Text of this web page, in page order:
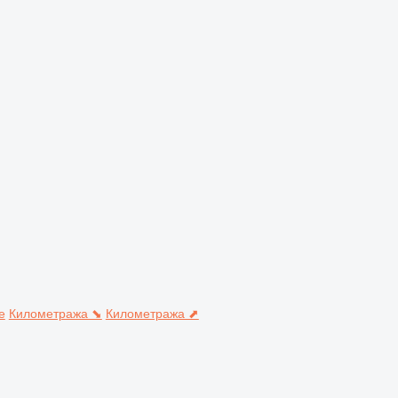
Километража ⬊ Километража ⬈